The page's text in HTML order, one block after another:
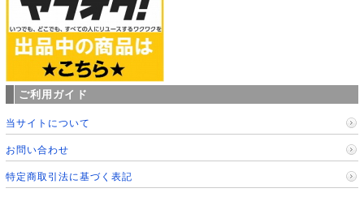
ご利用ガイド
当サイトについて
お問い合わせ
特定商取引法に基づく表記